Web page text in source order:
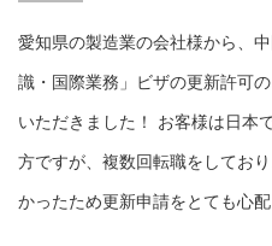
愛知県の製造業の会社様から、
識・国際業務」ビザの更新許可
いただきました！ お客様は日本
方ですが、複数回転職をしてお
かったため更新申請をとても心配